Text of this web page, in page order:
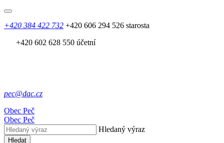
+420 384 422 732 +420 606 294 526 starosta
+420 602 628 550 účetní
pec@dac.cz
Obec Peč
Obec Peč
Hledaný výraz
Hledat